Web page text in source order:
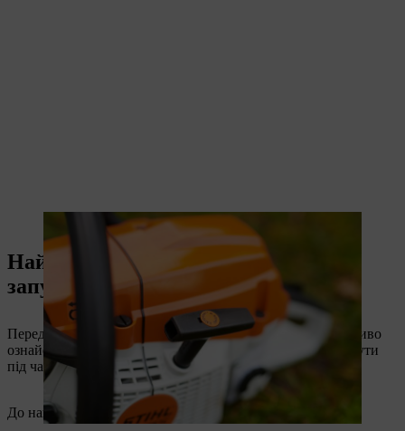
Дуже важливо дотримуватися безпечної техніки роботи пилою
Найпоширеніші помилки під час
запуску бензопили
Перед тим, як завести бензопилу STIHL («Штіль»), важливо
ознайомитися з частими помилками, які можуть виникнути
під час її запуску.
До найпоширеніших належать: